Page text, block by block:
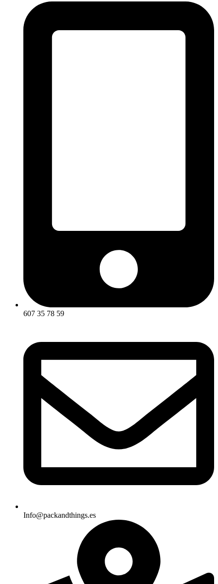
607 35 78 59
Info@packandthings.es